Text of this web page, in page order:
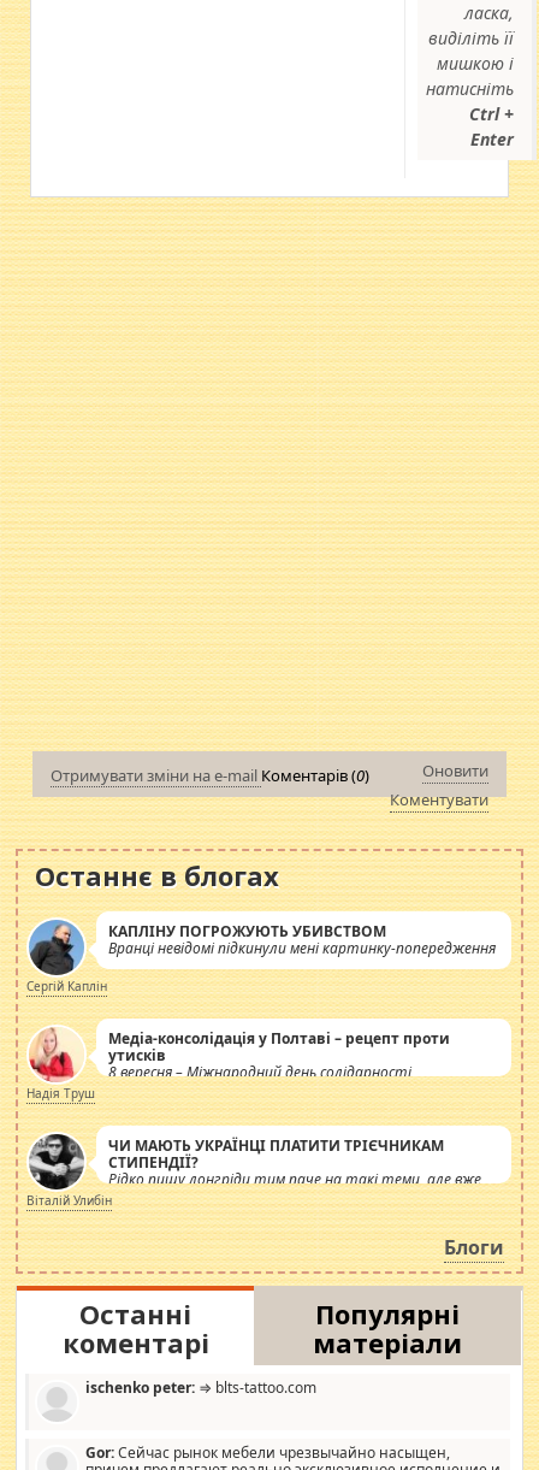
ласка,
виділіть її
мишкою і
натисніть
Ctrl +
Enter
Отримувати зміни на e-mail Коментарів (0)
Оновити
Коментувати
Останнє в блогах
КАПЛІНУ ПОГРОЖУЮТЬ УБИВСТВОМ
Вранці невідомі підкинули мені картинку-попередження
Сергій Каплін
Медіа-консолідація у Полтаві – рецепт проти
утисків
8 вересня – Міжнародний день солідарності
журналістів.
Надія Труш
ЧИ МАЮТЬ УКРАЇНЦІ ПЛАТИТИ ТРІЄЧНИКАМ
СТИПЕНДІЇ?
Рідко пишу лонгріди тим паче на такі теми, але вже
просто дістало! Обурюють сьогоднішні інсенуації
навколо стипендіального питання. Штучно
роздувається ще одна соціальна катастрофа.
Віталій Улибін
Блоги
Останні
коментарі
Популярні
матеріали
ischenko peter: ⇒ blts-tattoo.com
Gor:Сейчас рынок мебели чрезвычайно насыщен,